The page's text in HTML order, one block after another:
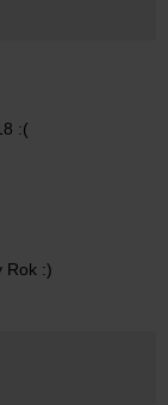
:(
Rok :)